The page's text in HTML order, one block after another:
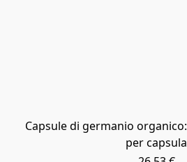
Capsule di germanio
per capsula